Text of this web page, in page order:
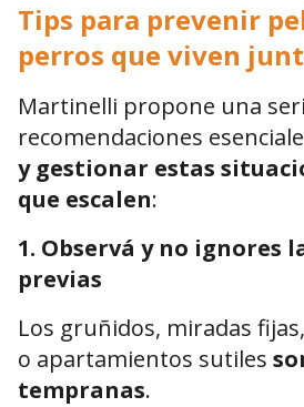
Tips para prevenir
perros que viven
Martinelli propone una
recomendaciones
y gestionar estas
que escalen:
1. Observá y no ignores
previas
Los gruñidos, miradas
o apartamientos sutiles
tempranas.